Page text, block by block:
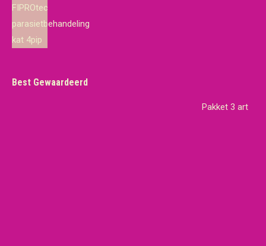
was:
Best Gewaardeerd
Pakket 3 art